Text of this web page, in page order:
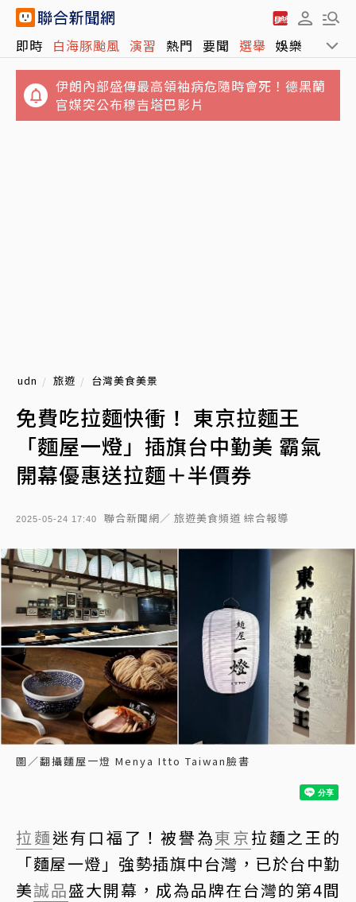
即時 白海豚颱風 演習 熱門 要聞 選舉 娛樂 運動
伊朗內部盛傳最高領袖病危隨時會死！德黑蘭
官媒突公布穆吉塔巴影片
udn 旅遊 台灣美食美景
免費吃拉麵快衝！ 東京拉麵王
「麵屋一燈」插旗台中勤美 霸氣
開幕優惠送拉麵＋半價券
2025-05-24 17:40 聯合新聞網／ 旅遊美食頻道 綜合報導
圖／翻攝麵屋一燈 Menya Itto Taiwan臉書
拉麵迷有口福了！被譽為東京拉麵之王的
「麵屋一燈」強勢插旗中台灣，已於台中勤
美誠品盛大開幕，成為品牌在台灣的第4間